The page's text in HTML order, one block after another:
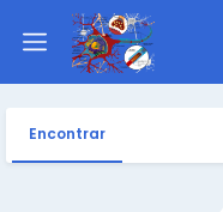
Encontrar